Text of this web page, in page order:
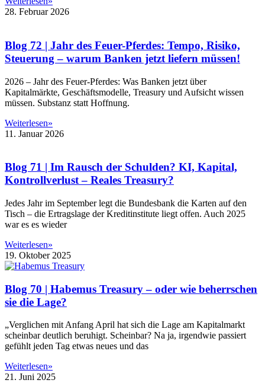
28. Februar 2026
Blog 72 | Jahr des Feuer-Pferdes: Tempo, Risiko,
Steuerung – warum Banken jetzt liefern müssen!
2026 – Jahr des Feuer-Pferdes: Was Banken jetzt über
Kapitalmärkte, Geschäftsmodelle, Treasury und Aufsicht wissen
müssen. Substanz statt Hoffnung.
Weiterlesen»
11. Januar 2026
Blog 71 | Im Rausch der Schulden? KI, Kapital,
Kontrollverlust – Reales Treasury?
Jedes Jahr im September legt die Bundesbank die Karten auf den
Tisch – die Ertragslage der Kreditinstitute liegt offen. Auch 2025
war es es wieder
Weiterlesen»
19. Oktober 2025
Blog 70 | Habemus Treasury – oder wie beherrschen
sie die Lage?
„Verglichen mit Anfang April hat sich die Lage am Kapitalmarkt
scheinbar deutlich beruhigt. Scheinbar? Na ja, irgendwie passiert
gefühlt jeden Tag etwas neues und das
Weiterlesen»
21. Juni 2025